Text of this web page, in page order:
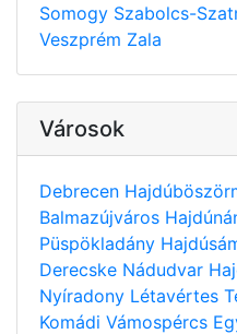
Somogy Szabolcs-
Veszprém Zala
Városok
Debrecen
Balmazújváros
Püspökladány
Derecske Nádudvar
Nyíradony Létavértes
Komádi Vámospércs